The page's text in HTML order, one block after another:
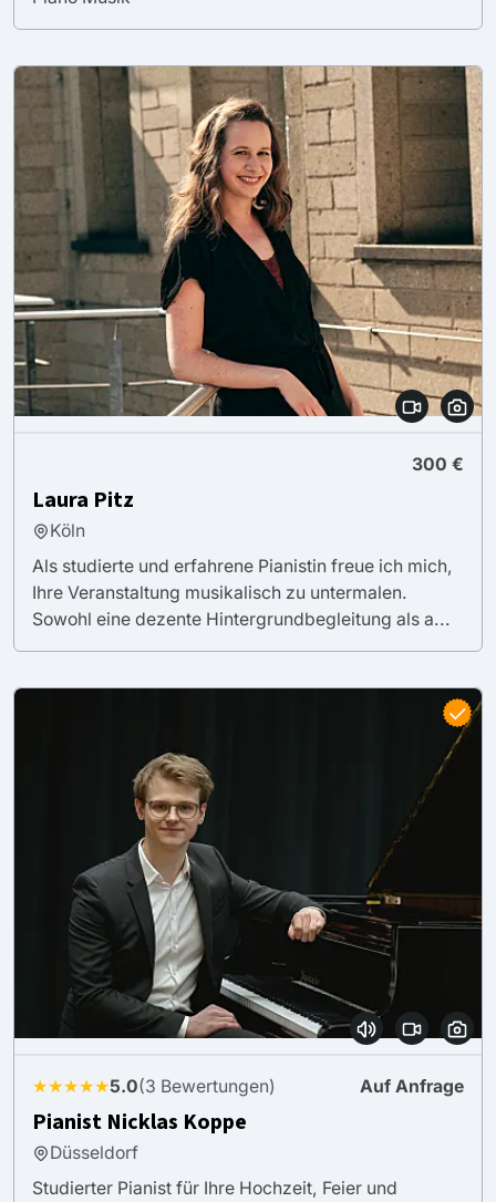
300 €
Laura Pitz
Köln
Als studierte und erfahrene Pianistin freue ich mich,
Ihre Veranstaltung musikalisch zu untermalen.
Sowohl eine dezente Hintergrundbegleitung als a...
★★★★★5.0(3 Bewertungen) Auf Anfrage
Pianist Nicklas Koppe
Düsseldorf
Studierter Pianist für Ihre Hochzeit, Feier und